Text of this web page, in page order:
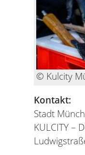
© Kulcity
Kontakt:
Stadt
KULCITY –